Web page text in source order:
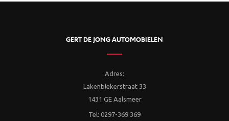
GERT DE JONG AUTOMOBIELEN
Adres:
Lakenblekerstraat 33
1431 GE Aalsmeer
Tel: 0297-369 369